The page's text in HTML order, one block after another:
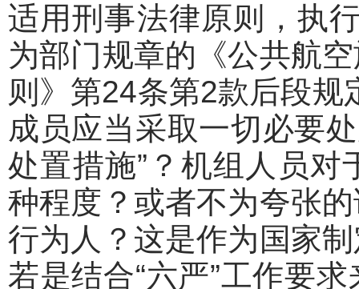
适用刑事法律原则，执
为部门规章的《公共航
则》第24条第2款后段规
成员应当采取一切必要
处置措施”？机组人员
种程度？或者不为夸张
行为人？这是作为国家
若是结合“六严”工作要